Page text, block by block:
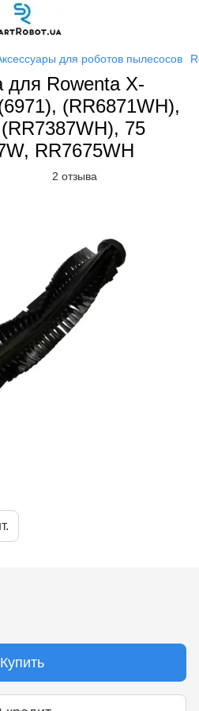
для роботов пылесосов
для Rowenta X-
(RR6871WH),
75
RR7675WH
2 отзыва
Купить